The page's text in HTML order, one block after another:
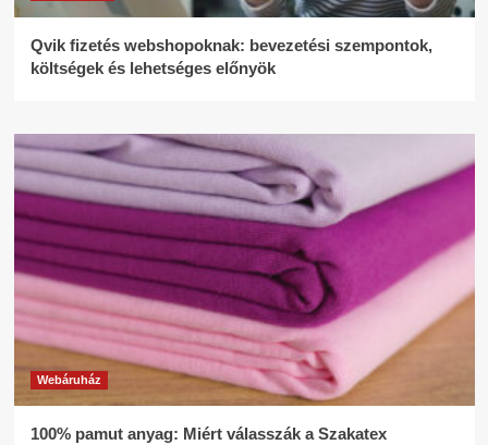
Qvik fizetés webshopoknak: bevezetési szempontok,
költségek és lehetséges előnyök
Webáruház
100% pamut anyag: Miért válasszák a Szakatex